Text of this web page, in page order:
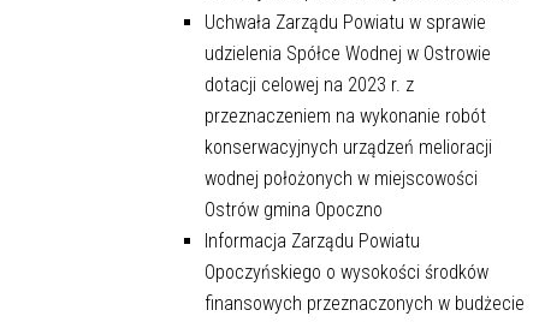
Uchwała Zarządu Powiatu w sprawie
udzielenia Spółce Wodnej w Ostrowie
dotacji celowej na 2023 r. z
przeznaczeniem na wykonanie robót
konserwacyjnych urządzeń melioracji
wodnej położonych w miejscowości
Ostrów gmina Opoczno
Informacja Zarządu Powiatu
Opoczyńskiego o wysokości środków
finansowych przeznaczonych w budżecie